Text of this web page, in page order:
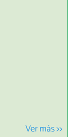
Ver más >>